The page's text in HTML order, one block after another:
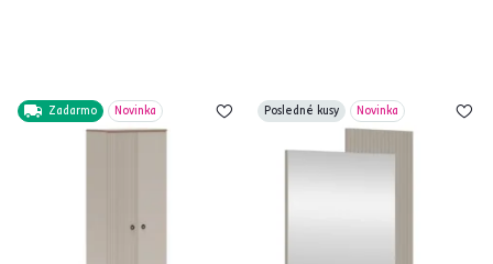
Zadarmo Novinka Posledné kusy Novinka